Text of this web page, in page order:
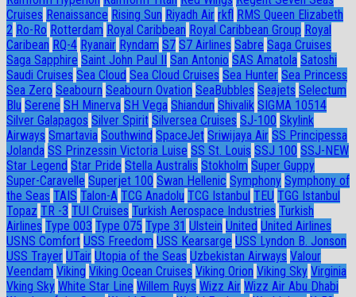
Cruises Renaissance Rising Sun Riyadh Air rkfl RMS Queen Elizabeth
2 Ro-Ro Rotterdam Royal Caribbean Royal Caribbean Group Royal
Caribean RQ-4 Ryanair Ryndam S7 S7 Airlines Sabre Saga Cruises
Saga Sapphire Saint John Paul II San Antonio SAS Amatola Satoshi
Saudi Cruises Sea Cloud Sea Cloud Cruises Sea Hunter Sea Princess
Sea Zero Seabourn Seabourn Ovation SeaBubbles Seajets Selectum
Blu Serene SH Minerva SH Vega Shiandun Shivalik SIGMA 10514
Silver Galapagos Silver Spirit Silversea Cruises SJ-100 Skylink
Airways Smartavia Southwind SpaceJet Sriwijaya Air SS Principessa
Jolanda SS Prinzessin Victoria Luise SS St. Louis SSJ 100 SSJ-NEW
Star Legend Star Pride Stella Australis Stokholm Super Guppy
Super-Caravelle Superjet 100 Swan Hellenic Symphony Symphony of
the Seas TAIS Talon-A TCG Anadolu TCG Istanbul TEU TGG Istanbul
Topaz TR -3 TUI Cruises Turkish Aerospace Industries Turkish
Airlines Type 003 Type 075 Type 31 Ulstein United United Airlines
USNS Comfort USS Freedom USS Kearsarge USS Lyndon B. Jonson
USS Trayer UTair Utopia of the Seas Uzbekistan Airways Valour
Veendam Viking Viking Ocean Cruises Viking Orion Viking Sky Virginia
Vking Sky White Star Line Willem Ruys Wizz Air Wizz Air Abu Dhabi